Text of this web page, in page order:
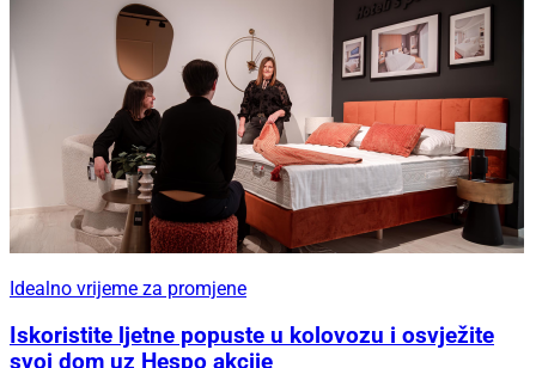
Idealno vrijeme za promjene
Iskoristite ljetne popuste u kolovozu i osvježite
svoj dom uz Hespo akcije